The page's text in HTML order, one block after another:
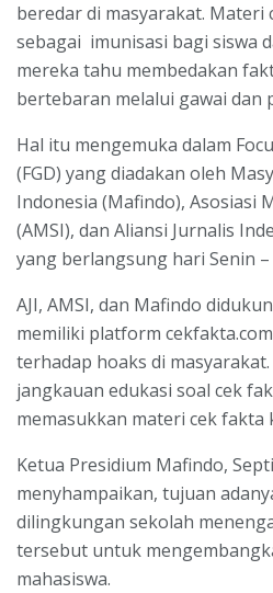
beredar di masyarakat. Materi
sebagai imunisasi bagi siswa
mereka tahu membedakan
bertebaran melalui gawai dan
Hal itu mengemuka dalam
(FGD) yang diadakan oleh
Indonesia (Mafindo), Asosiasi
(AMSI), dan Aliansi Jurnalis
yang berlangsung hari Senin –
AJI, AMSI, dan Mafindo
memiliki platform
terhadap hoaks di
jangkauan edukasi soal cek
memasukkan materi cek fakta
Ketua Presidium Mafindo,
menyhampaikan, tujuan
dilingkungan sekolah
tersebut untuk
mahasiswa.